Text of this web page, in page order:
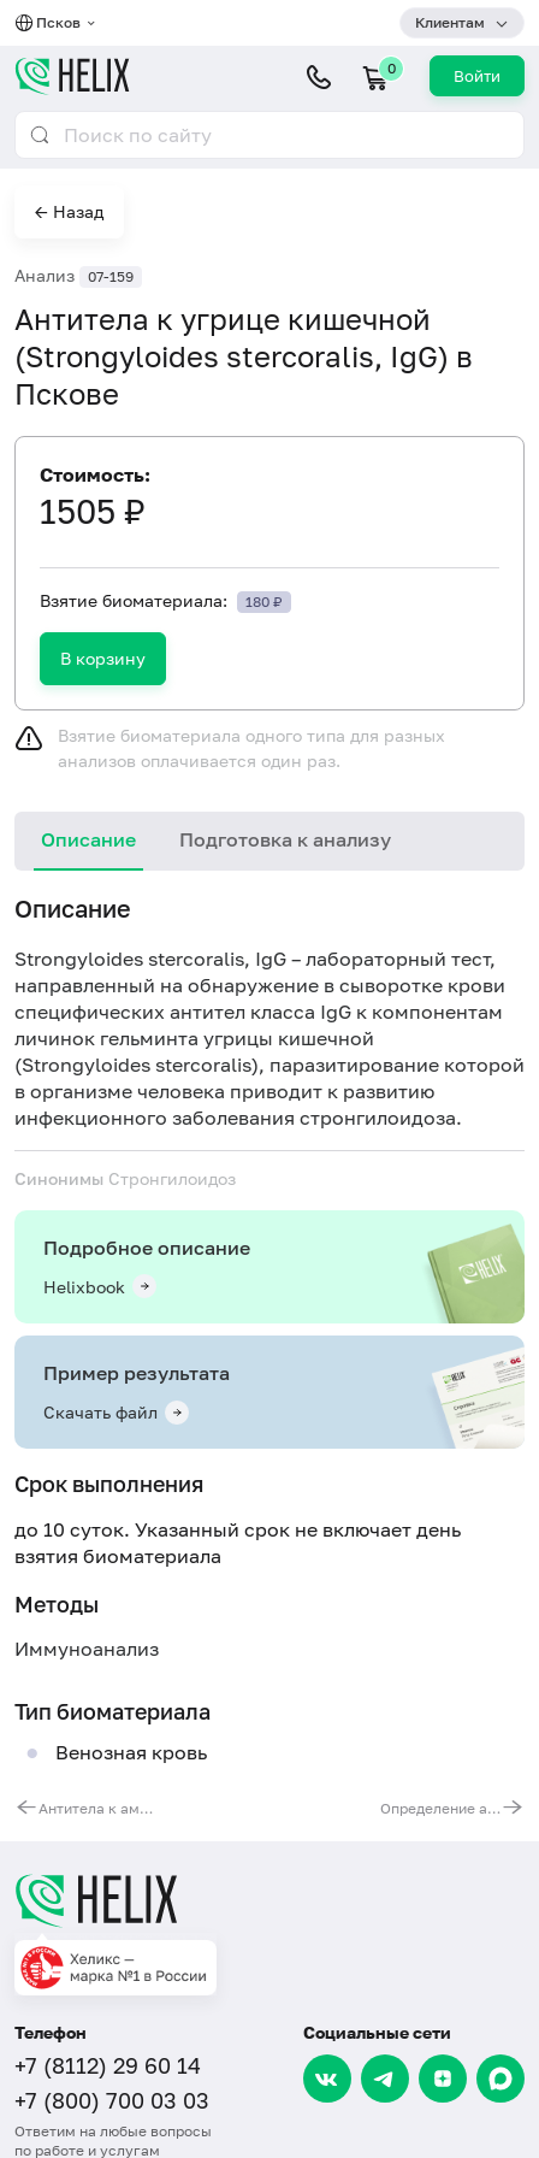
Псков Клиентам
0 Войти
← Назад
Анализ 07-159
Антитела к угрице кишечной
(Strongyloides stercoralis, IgG) в
Пскове
Стоимость:
1505 ₽
Взятие биоматериала: 180 ₽
В корзину
Взятие биоматериала одного типа для разных
анализов оплачивается один раз.
Описание Подготовка к анализу
Описание
Strongyloides stercoralis, IgG – лабораторный тест,
направленный на обнаружение в сыворотке крови
специфических антител класса IgG к компонентам
личинок гельминта угрицы кишечной
(Strongyloides stercoralis), паразитирование которой
в организме человека приводит к развитию
инфекционного заболевания стронгилоидоза.
Синонимы Стронгилоидоз
Подробное описание
Helixbook
Пример результата
Скачать файл
Срок выполнения
до 10 суток. Указанный срок не включает день
взятия биоматериала
Методы
Иммуноанализ
Тип биоматериала
Венозная кровь
Антитела к амебе дизентерийной (Entamoeba histolytica, IgG) Определение авидности иммуноглобулинов к цитомегаловирусу (Cytomegalovirus, IgG)
Телефон
+7 (8112) 29 60 14
+7 (800) 700 03 03
Ответим на любые вопросы
по работе и услугам
Социальные сети